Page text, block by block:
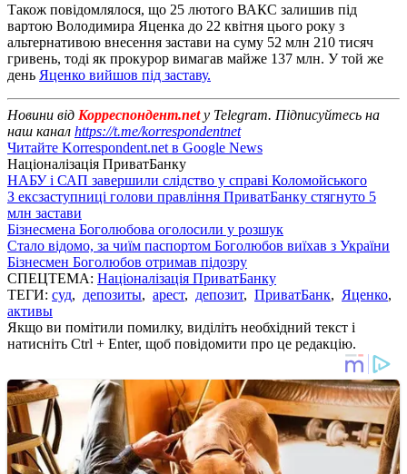
Також повідомлялося, що 25 лютого ВАКС залишив під
вартою Володимира Яценка до 22 квітня цього року з
альтернативою внесення застави на суму 52 млн 210 тисяч
гривень, тоді як прокурор вимагав майже 137 млн. У той же
день Яценко вийшов під заставу.
Новини від Корреспондент.netу Telegram. Підписуйтесь на
наш канал https://t.me/korrespondentnet
Читайте Korrespondent.net в Google News
Націоналізація ПриватБанку
НАБУ і САП завершили слідство у справі Коломойського
З ексзаступниці голови правління ПриватБанку стягнуто 5
млн застави
Бізнесмена Боголюбова оголосили у розшук
Стало відомо, за чиїм паспортом Боголюбов виїхав з України
Бізнесмен Боголюбов отримав підозру
СПЕЦТЕМА: Націоналізація ПриватБанку
ТЕГИ: суд, депозиты, арест, депозит, ПриватБанк, Яценко,
активы
Якщо ви помітили помилку, виділіть необхідний текст і
натисніть Ctrl + Enter, щоб повідомити про це редакцію.